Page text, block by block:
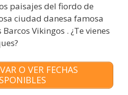
paisajes del fiordo de
ciudad danesa famosa
Vikingos . ¿Te vienes
O VER FECHAS